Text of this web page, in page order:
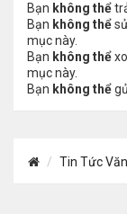
Bạn không thể
Bạn không thể
mục này.
Bạn không thể
mục này.
Bạn không thể
Tin Tức